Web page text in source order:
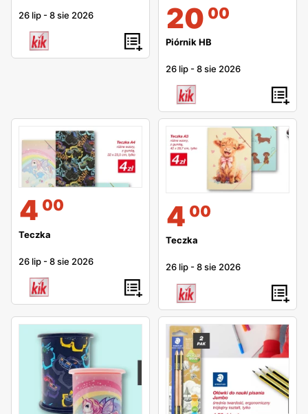
26 lip -8 sie 2026 20 00
Piórnik HB
26 lip -8 sie 2026
4 00
Teczka
26 lip -8 sie 2026
4 00
Teczka
26 lip -8 sie 2026